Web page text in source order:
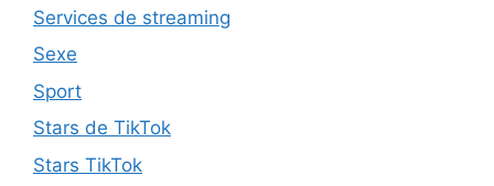
Services de streaming
Sexe
Sport
Stars de TikTok
Stars TikTok